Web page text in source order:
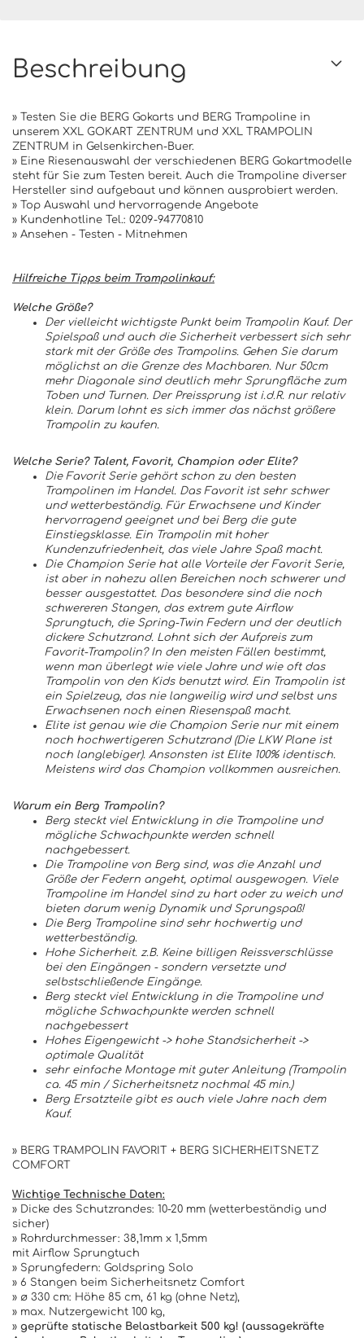
Beschreibung
» Testen Sie die BERG Gokarts und BERG Trampoline in
unserem XXL GOKART ZENTRUM und XXL TRAMPOLIN
ZENTRUM in Gelsenkirchen-Buer.
» Eine Riesenauswahl der verschiedenen BERG Gokartmodelle
steht für Sie zum Testen bereit. Auch die Trampoline diverser
Hersteller sind aufgebaut und können ausprobiert werden.
» Top Auswahl und hervorragende Angebote
» Kundenhotline Tel.: 0209-94770810
» Ansehen - Testen - Mitnehmen
Hilfreiche Tipps beim Trampolinkauf:
Welche Größe?
Der vielleicht wichtigste Punkt beim Trampolin Kauf. Der
Spielspaß und auch die Sicherheit verbessert sich sehr
stark mit der Größe des Trampolins. Gehen Sie darum
möglichst an die Grenze des Machbaren. Nur 50cm
mehr Diagonale sind deutlich mehr Sprungfläche zum
Toben und Turnen. Der Preissprung ist i.d.R. nur relativ
klein. Darum lohnt es sich immer das nächst größere
Trampolin zu kaufen.
Welche Serie? Talent, Favorit, Champion oder Elite?
Die Favorit Serie gehört schon zu den besten
Trampolinen im Handel. Das Favorit ist sehr schwer
und wetterbeständig. Für Erwachsene und Kinder
hervorragend geeignet und bei Berg die gute
Einstiegsklasse. Ein Trampolin mit hoher
Kundenzufriedenheit, das viele Jahre Spaß macht.
Die Champion Serie hat alle Vorteile der Favorit Serie,
ist aber in nahezu allen Bereichen noch schwerer und
besser ausgestattet. Das besondere sind die noch
schwereren Stangen, das extrem gute Airflow
Sprungtuch, die Spring-Twin Federn und der deutlich
dickere Schutzrand. Lohnt sich der Aufpreis zum
Favorit-Trampolin? In den meisten Fällen bestimmt,
wenn man überlegt wie viele Jahre und wie oft das
Trampolin von den Kids benutzt wird. Ein Trampolin ist
ein Spielzeug, das nie langweilig wird und selbst uns
Erwachsenen noch einen Riesenspaß macht.
Elite ist genau wie die Champion Serie nur mit einem
noch hochwertigeren Schutzrand (Die LKW Plane ist
noch langlebiger). Ansonsten ist Elite 100% identisch.
Meistens wird das Champion vollkommen ausreichen.
Warum ein Berg Trampolin?
Berg steckt viel Entwicklung in die Trampoline und
mögliche Schwachpunkte werden schnell
nachgebessert.
Die Trampoline von Berg sind, was die Anzahl und
Größe der Federn angeht, optimal ausgewogen. Viele
Trampoline im Handel sind zu hart oder zu weich und
bieten darum wenig Dynamik und Sprungspaß!
Die Berg Trampoline sind sehr hochwertig und
wetterbeständig.
Hohe Sicherheit. z.B. Keine billigen Reissverschlüsse
bei den Eingängen - sondern versetzte und
selbstschließende Eingänge.
Berg steckt viel Entwicklung in die Trampoline und
mögliche Schwachpunkte werden schnell
nachgebessert
Hohes Eigengewicht -> hohe Standsicherheit ->
optimale Qualität
sehr einfache Montage mit guter Anleitung (Trampolin
ca. 45 min / Sicherheitsnetz nochmal 45 min.)
Berg Ersatzteile gibt es auch viele Jahre nach dem
Kauf.
» BERG TRAMPOLIN FAVORIT + BERG SICHERHEITSNETZ
COMFORT
Wichtige Technische Daten:
» Dicke des Schutzrandes: 10-20 mm (wetterbeständig und
sicher)
» Rohrdurchmesser: 38,1mm x 1,5mm
mit Airflow Sprungtuch
» Sprungfedern: Goldspring Solo
» 6 Stangen beim Sicherheitsnetz Comfort
» ø 330 cm: Höhe 85 cm, 61 kg (ohne Netz),
» max. Nutzergewicht 100 kg,
» geprüfte statische Belastbarkeit 500 kg! (aussagekräfte